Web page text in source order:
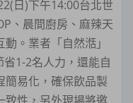
日)下午14:00台北世
、晨間廚房、麻辣天
。業者「自然湉」
1-2名人力，還能自
簡易化，確保飲品製
致性，另外現場將邀